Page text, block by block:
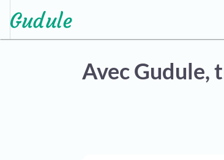
Avec Gudule,